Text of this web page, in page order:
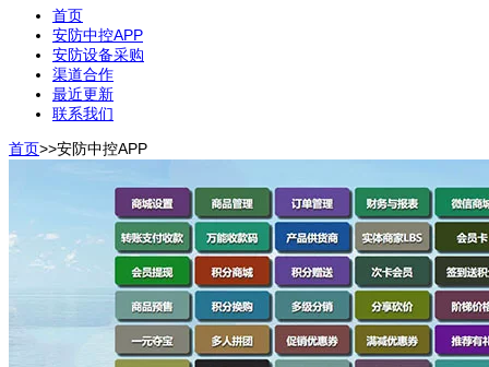
首页
安防中控APP
安防设备采购
渠道合作
最近更新
联系我们
首页>>安防中控APP